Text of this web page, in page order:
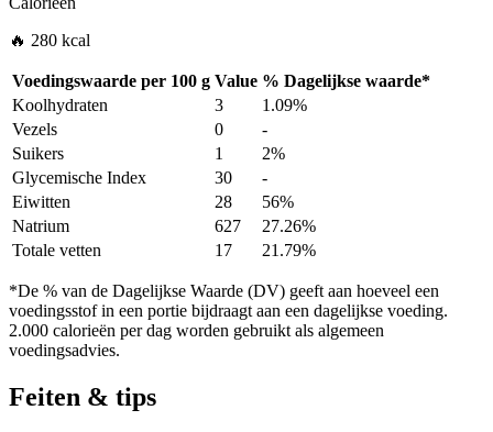
🔥 280 kcal
Voedingswaarde per 100 g Value % Dagelijkse waarde*
Koolhydraten
3
1.09%
Vezels
0
-
Suikers
1
2%
Glycemische Index
30
-
Eiwitten
28
56%
Natrium
627
27.26%
Totale vetten
17 21.79%
*De % van de Dagelijkse Waarde (DV) geeft aan hoeveel een
voedingsstof in een portie bijdraagt aan een dagelijkse voeding.
2.000 calorieën per dag worden gebruikt als algemeen
voedingsadvies.
Feiten & tips